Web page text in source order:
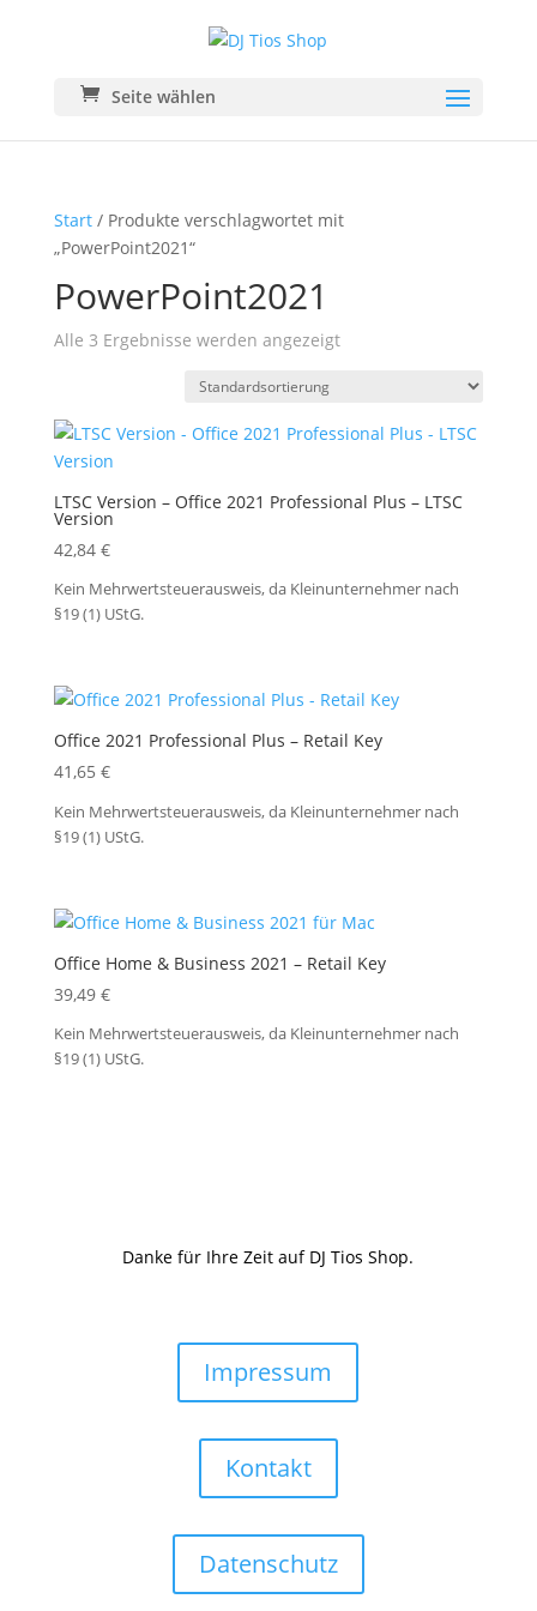
Seite wählen
Start/ Produkte verschlagwortet mit
„PowerPoint2021“
PowerPoint2021
Alle 3 Ergebnisse werden angezeigt
LTSC Version – Office 2021 Professional Plus – LTSC
Version
42,84 €
Kein Mehrwertsteuerausweis, da Kleinunternehmer nach
§19 (1) UStG.
Office 2021 Professional Plus – Retail Key
41,65 €
Kein Mehrwertsteuerausweis, da Kleinunternehmer nach
§19 (1) UStG.
Office Home & Business 2021 – Retail Key
39,49 €
Kein Mehrwertsteuerausweis, da Kleinunternehmer nach
§19 (1) UStG.
Danke für Ihre Zeit auf DJ Tios Shop.
Impressum
Kontakt
Datenschutz